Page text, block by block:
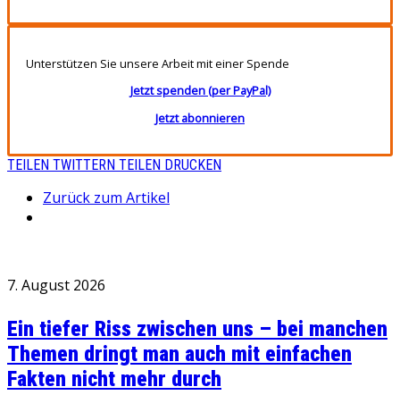
Unterstützen Sie unsere Arbeit mit einer Spende
Jetzt spenden (per PayPal)
Jetzt abonnieren
TEILEN TWITTERN TEILEN DRUCKEN
Zurück zum Artikel
7. August 2026
Ein tiefer Riss zwischen uns – bei manchen
Themen dringt man auch mit einfachen
Fakten nicht mehr durch